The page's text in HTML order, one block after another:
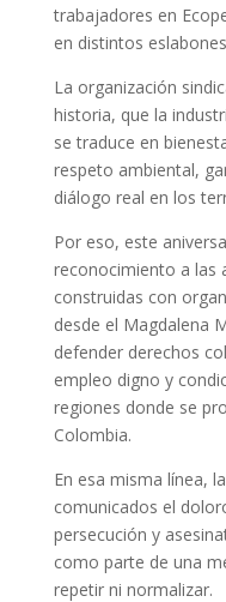
trabajadores en
en distintos
La organización
historia, que la
se traduce en
respeto ambiental,
diálogo real en los
Por eso, este
reconocimiento a las
construidas con
desde el Magdalena
defender derechos
empleo digno y
regiones donde se
Colombia.
En esa misma línea,
comunicados el
persecución y
como parte de una
repetir ni normalizar.